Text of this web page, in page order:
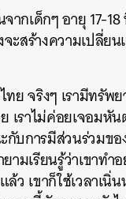
กเด็กๆ อายุ 17-18
ะสร้างความเปลี่ย
ทย จริงๆ เรามีทรัพ
เราไม่ค่อยเจอม
บการมีส่วนร่วมขอ
ามเรียนรู้ว่าเขาทำ
ว เขาก็ใช้เวลาเนิ่